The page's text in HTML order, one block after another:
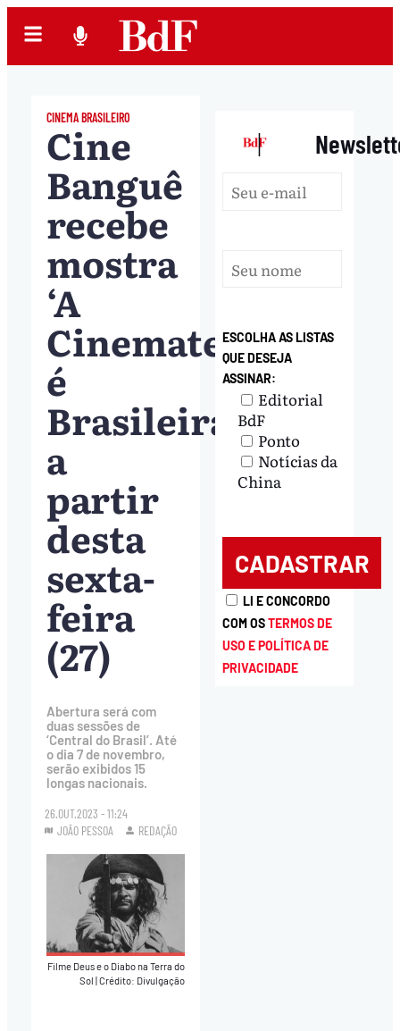
CINEMA BRASILEIRO
Cine
Banguê
recebe
mostra
‘A
Cinemateca
é
Brasileira’,
a
partir
desta
sexta-
feira
(27)
Abertura será com
duas sessões de
‘Central do Brasil’. Até
o dia 7 de novembro,
serão exibidos 15
longas nacionais.
26.OUT.2023 - 11:24
JOÃO PESSOA
REDAÇÃO
Filme Deus e o Diabo na Terra do
Sol|Crédito: Divulgação
|
ESCOLHA AS LISTAS
QUE DESEJA
ASSINAR:
Editorial
BdF
Ponto
Notícias da
China
LI E CONCORDO
COM OSTERMOS DE
USO E POLÍTICA DE
PRIVACIDADE